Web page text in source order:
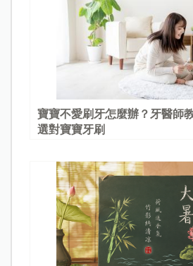
寶寶不愛刷牙怎麼辦？牙醫師
選對寶寶牙刷